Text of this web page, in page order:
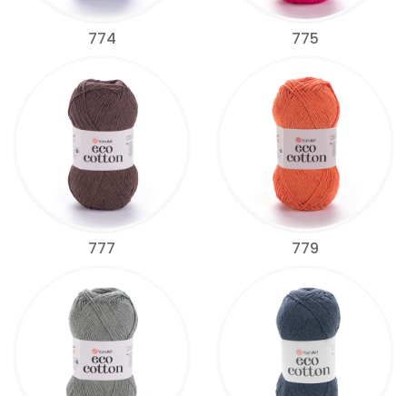
774 775
777 779